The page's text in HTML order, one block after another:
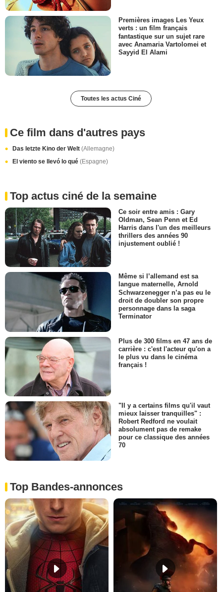
Premières images Les Yeux
verts : un film français
fantastique sur un sujet rare
avec Anamaria Vartolomei et
Sayyid El Alami
Toutes les actus Ciné
Ce film dans d'autres pays
Das letzte Kino der Welt (Allemagne)
El viento se llevó lo qué (Espagne)
Top actus ciné de la semaine
Ce soir entre amis : Gary
Oldman, Sean Penn et Ed
Harris dans l'un des meilleurs
thrillers des années 90
injustement oublié !
Même si l’allemand est sa
langue maternelle, Arnold
Schwarzenegger n’a pas eu le
droit de doubler son propre
personnage dans la saga
Terminator
Plus de 300 films en 47 ans de
carrière : c'est l'acteur qu'on a
le plus vu dans le cinéma
français !
"Il y a certains films qu'il vaut
mieux laisser tranquilles" :
Robert Redford ne voulait
absolument pas de remake
pour ce classique des années
70
Top Bandes-annonces